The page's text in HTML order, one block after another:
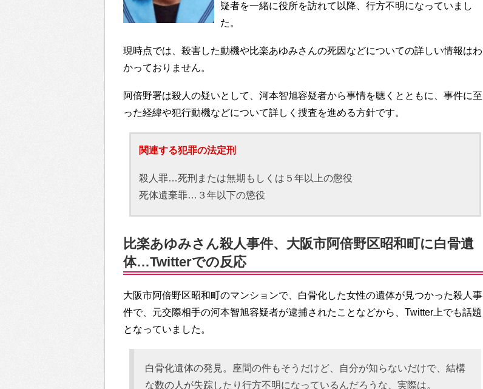
疑者を一緒に役所を訪れて以降、行方不明になっていまし
た。
現時点では、殺害した動機や比楽あゆみさんの死因などについての詳しい情報はわ
かっておりません。
阿倍野署は殺人の疑いとして、河本智旭容疑者から事情を聴くとともに、事件に至
った経緯や犯行動機などについて詳しく捜査を進める方針です。
関連する犯罪の法定刑
殺人罪…死刑または無期もしくは５年以上の懲役
死体遺棄罪…３年以下の懲役
比楽あゆみさん殺人事件、大阪市阿倍野区昭和町に白骨遺
体…Twitterでの反応
大阪市阿倍野区昭和町のマンションで、白骨化した女性の遺体が見つかった殺人事
件で、元交際相手の河本智旭容疑者が逮捕されたことなどから、Twitter上でも話題
となっていました。
白骨化遺体の発見。座間の件もそうだけど、自分が知らないだけで、結構
な数の人が失踪したり行方不明になっているんだろうな、実際は。